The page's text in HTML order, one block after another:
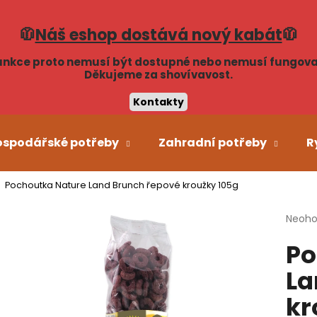
🧥Náš eshop dostává nový kabát🧥
proto nemusí být dostupné nebo nemusí
Děkujeme za shovívavost.
Kontakty
potřeby Zahradní potřeby
Pochoutka Nature Land Brunch řepové kroužky 105g
je
0,0
5
Co potřebujete najít?
Doporučujeme